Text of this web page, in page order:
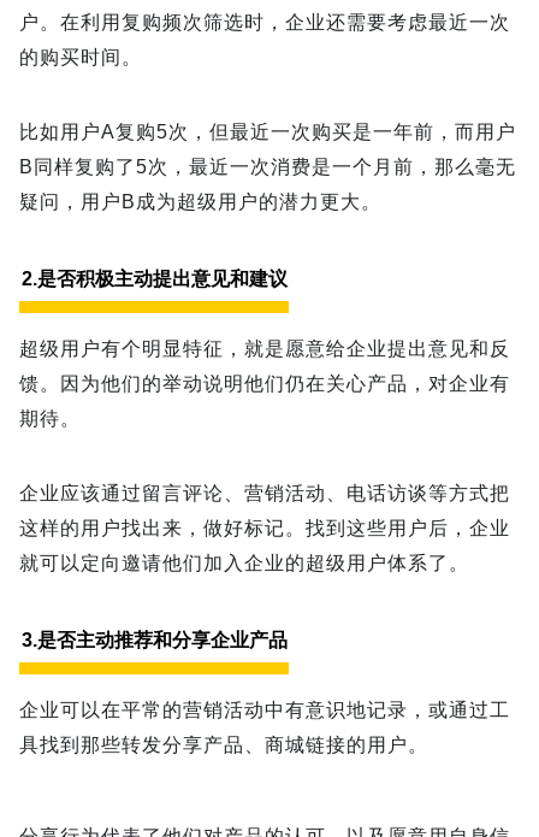
户。在利用复购频次筛选时，企业还需要考虑最近一次
的购买时间。
比如用户A复购5次，但最近一次购买是一年前，而用户
B同样复购了5次，最近一次消费是一个月前，那么毫无
疑问，用户B成为超级用户的潜力更大。
2.是否积极主动提出意见和建议
超级用户有个明显特征，就是愿意给企业提出意见和反
馈。因为他们的举动说明他们仍在关心产品，对企业有
期待。
企业应该通过留言评论、营销活动、电话访谈等方式把
这样的用户找出来，做好标记。找到这些用户后，企业
就可以定向邀请他们加入企业的超级用户体系了。
3.是否主动推荐和分享企业产品
企业可以在平常的营销活动中有意识地记录，或通过工
具找到那些转发分享产品、商城链接的用户。